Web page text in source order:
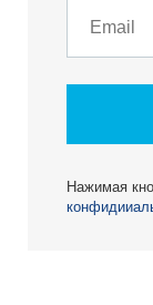
Нажимая